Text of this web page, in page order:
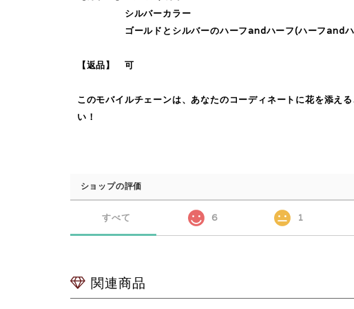
シルバーカラー
ゴールドとシルバーのハーフandハーフ(ハーフandハー
【返品】 可
このモバイルチェーンは、あなたのコーディネートに花を添え
い！
ショップの評価
すべて 6 1
関連商品